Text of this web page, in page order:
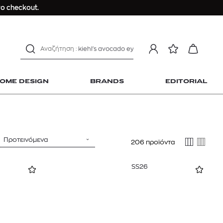
checkout.
DESIGN BRANDS EDITORIAL
kiehl's avocado eye
Longchamp Le Pliage
Προτεινόμενα 206 προϊόντα
SS26